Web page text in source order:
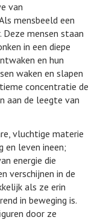
van
mensbeeld een
mensen staan
in een diepe
en hun
waken en slapen
concentratie de
aan de leegte van
vluchtige materie
en leven ineen;
energie die
verschijnen in de
als ze erin
in beweging is.
door ze